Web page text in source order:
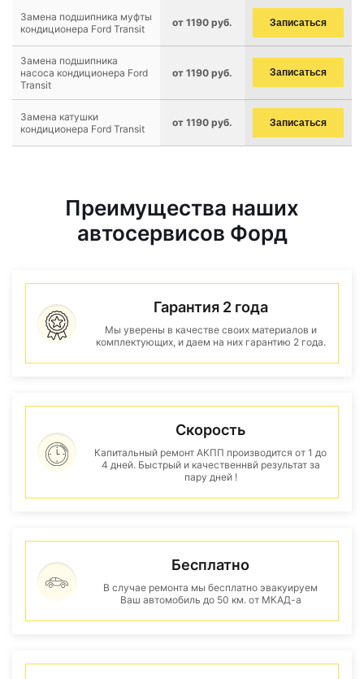
Замена подшипника муфты
кондиционера Ford Transit
от 1190 руб. Записаться
Замена подшипника
насоса кондиционера Ford
Transit
от 1190 руб. Записаться
Замена катушки
кондиционера Ford Transit
от 1190 руб. Записаться
Преимущества наших
автосервисов Форд
Гарантия 2 года
Мы уверены в качестве своих материалов и
комплектующих, и даем на них гарантию 2 года.
Скорость
Капитальный ремонт АКПП производится от 1 до
4 дней. Быстрый и качественнвй результат за
пару дней !
Бесплатно
В случае ремонта мы бесплатно эвакуируем
Ваш автомобиль до 50 км. от МКАД-а